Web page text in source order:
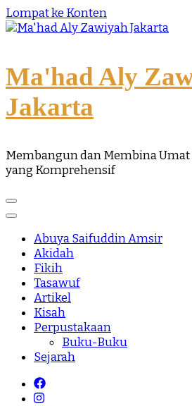
Lompat ke Konten
Ma'had Aly
Jakarta
Membangun dan Membina
yang Komprehensif
Abuya Saifuddin Amsir
Akidah
Fikih
Tasawuf
Artikel
Kisah
Perpustakaan
Buku-Buku
Sejarah